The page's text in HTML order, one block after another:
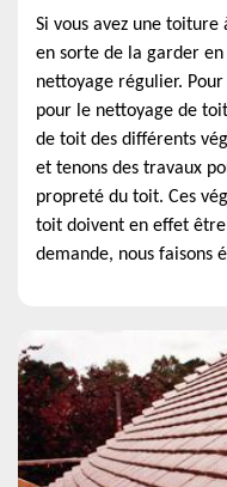
Si vous avez une toiture
en sorte de la garder
nettoyage régulier.
pour le nettoyage de
de toit des différents
et tenons des travaux
propreté du toit. Ces
toit doivent en effet
demande, nous faisons